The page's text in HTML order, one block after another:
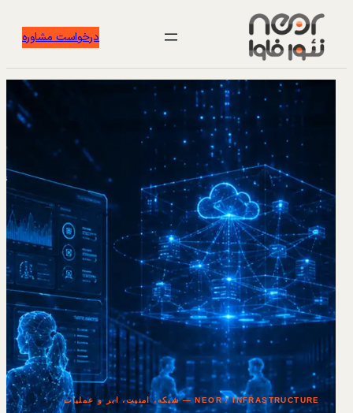
درخواست مشاوره
NEOR / INFRASTRUCTURE — شبکه، امنیت، ابر و عملیات